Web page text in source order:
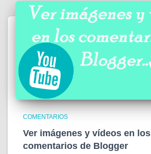
COMENTARIOS
Ver imágenes y vídeos en los
comentarios de Blogger